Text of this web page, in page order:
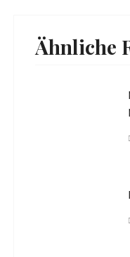
Ähnliche